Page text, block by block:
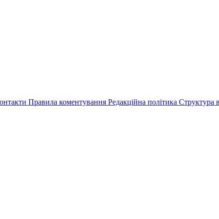
Правила коментування Редакційна політика Структура